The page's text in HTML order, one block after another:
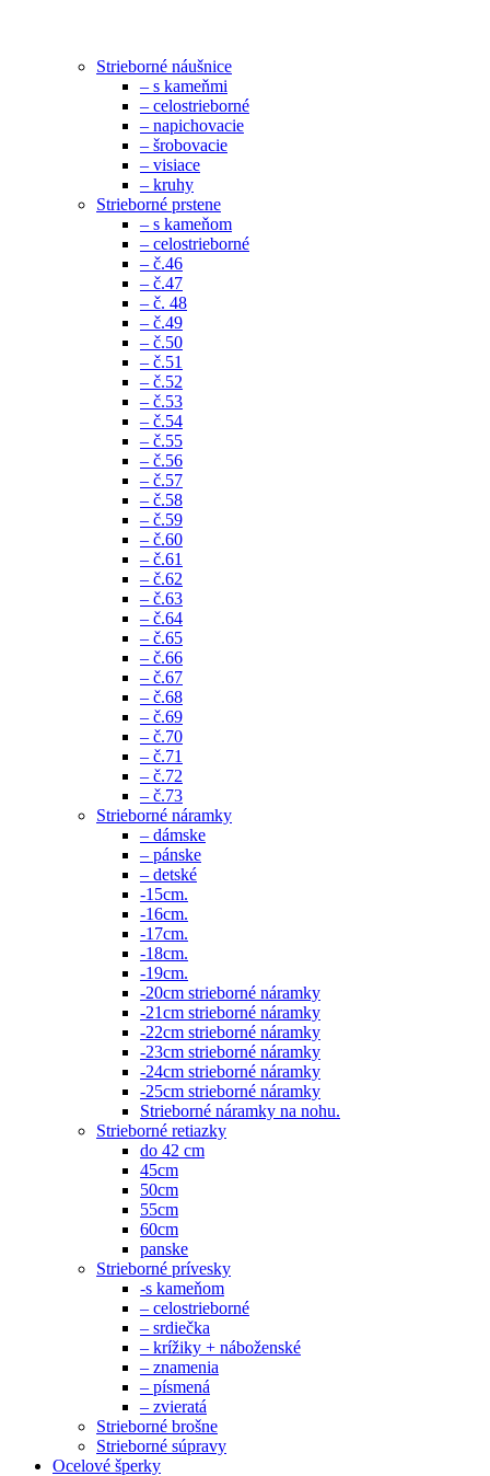
Strieborné náušnice
– s kameňmi
– celostrieborné
– napichovacie
– šrobovacie
– visiace
– kruhy
Strieborné prstene
– s kameňom
– celostrieborné
– č.46
– č.47
– č. 48
– č.49
– č.50
– č.51
– č.52
– č.53
– č.54
– č.55
– č.56
– č.57
– č.58
– č.59
– č.60
– č.61
– č.62
– č.63
– č.64
– č.65
– č.66
– č.67
– č.68
– č.69
– č.70
– č.71
– č.72
– č.73
Strieborné náramky
– dámske
– pánske
– detské
-15cm.
-16cm.
-17cm.
-18cm.
-19cm.
-20cm strieborné náramky
-21cm strieborné náramky
-22cm strieborné náramky
-23cm strieborné náramky
-24cm strieborné náramky
-25cm strieborné náramky
Strieborné náramky na nohu.
Strieborné retiazky
do 42 cm
45cm
50cm
55cm
60cm
panske
Strieborné prívesky
-s kameňom
– celostrieborné
– srdiečka
– krížiky + náboženské
– znamenia
– písmená
– zvieratá
Strieborné brošne
Strieborné súpravy
Ocelové šperky